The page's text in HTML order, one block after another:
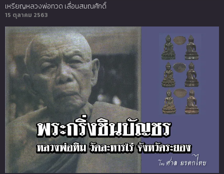
เหรียญหลวงพ่อทวด เลื่อนสมณศักดิ์
15 ตุลาคม 2563